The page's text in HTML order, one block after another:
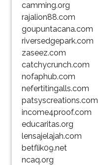
camming.org
rajalion88.com
goupuntacana.com
riversedgepark.com
zaseez.com
catchycrunch.com
nofaphub.com
nefertitingalls.com
patsyscreations.com
income4proof.com
educaritas.org
lensajelajah.com
betflik09.net
ncaq.org